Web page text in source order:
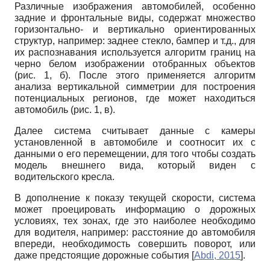
Различные изображения автомобилей, особенно
задние и фронтальные виды, содержат множество
горизонтально- и вертикально ориентированных
структур, например: заднее стекло, бампер и т.д., для
их распознавания используется алгоритм границ на
черно белом изображении отобранных объектов
(рис. 1, б). После этого применяется алгоритм
анализа вертикальной симметрии для построения
потенциальных регионов, где может находиться
автомобиль (рис. 1, в).
Далее система считывает данные с камеры
установленной в автомобиле и соотносит их с
данными о его перемещении, для того чтобы создать
модель внешнего вида, который виден с
водительского кресла.
В дополнение к показу текущей скорости, система
может проецировать информацию о дорожных
условиях, тех зонах, где это наиболее необходимо
для водителя, например: расстояние до автомобиля
впереди, необходимость совершить поворот, или
даже предстоящие дорожные события [Abdi, 2015].